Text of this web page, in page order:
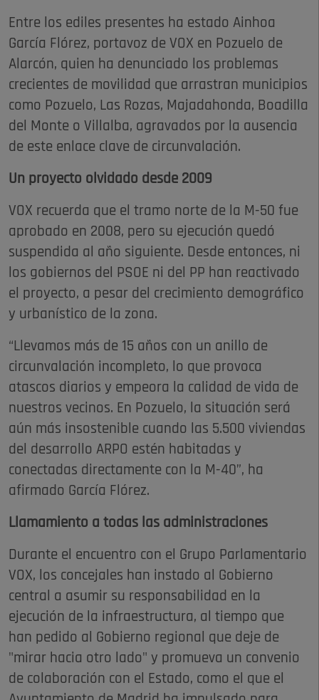
Entre los ediles presentes ha estado Ainhoa
García Flórez, portavoz de VOX en Pozuelo de
Alarcón, quien ha denunciado los problemas
crecientes de movilidad que arrastran municipios
como Pozuelo, Las Rozas, Majadahonda, Boadilla
del Monte o Villalba, agravados por la ausencia
de este enlace clave de circunvalación.
Un proyecto olvidado desde 2009
VOX recuerda que el tramo norte de la M-50 fue
aprobado en 2008, pero su ejecución quedó
suspendida al año siguiente. Desde entonces, ni
los gobiernos del PSOE ni del PP han reactivado
el proyecto, a pesar del crecimiento demográfico
y urbanístico de la zona.
“Llevamos más de 15 años con un anillo de
circunvalación incompleto, lo que provoca
atascos diarios y empeora la calidad de vida de
nuestros vecinos. En Pozuelo, la situación será
aún más insostenible cuando las 5.500 viviendas
del desarrollo ARPO estén habitadas y
conectadas directamente con la M-40”, ha
afirmado García Flórez.
Llamamiento a todas las administraciones
Durante el encuentro con el Grupo Parlamentario
VOX, los concejales han instado al Gobierno
central a asumir su responsabilidad en la
ejecución de la infraestructura, al tiempo que
han pedido al Gobierno regional que deje de
"mirar hacia otro lado" y promueva un convenio
de colaboración con el Estado, como el que el